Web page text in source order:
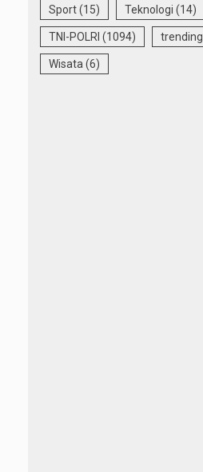
Sport(15) Teknologi (14)
TNI-POLRI (1094) trending
Wisata(6)